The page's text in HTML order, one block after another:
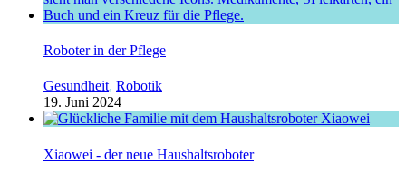
Roboter in der Pflege
Gesundheit, Robotik
19. Juni 2024
Xiaowei - der neue Haushaltsroboter